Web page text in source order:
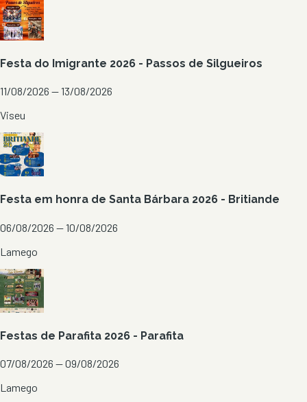
Festa do Imigrante 2026 - Passos de Silgueiros
11/08/2026 — 13/08/2026
Viseu
Festa em honra de Santa Bárbara 2026 - Britiande
06/08/2026 — 10/08/2026
Lamego
Festas de Parafita 2026 - Parafita
07/08/2026 — 09/08/2026
Lamego